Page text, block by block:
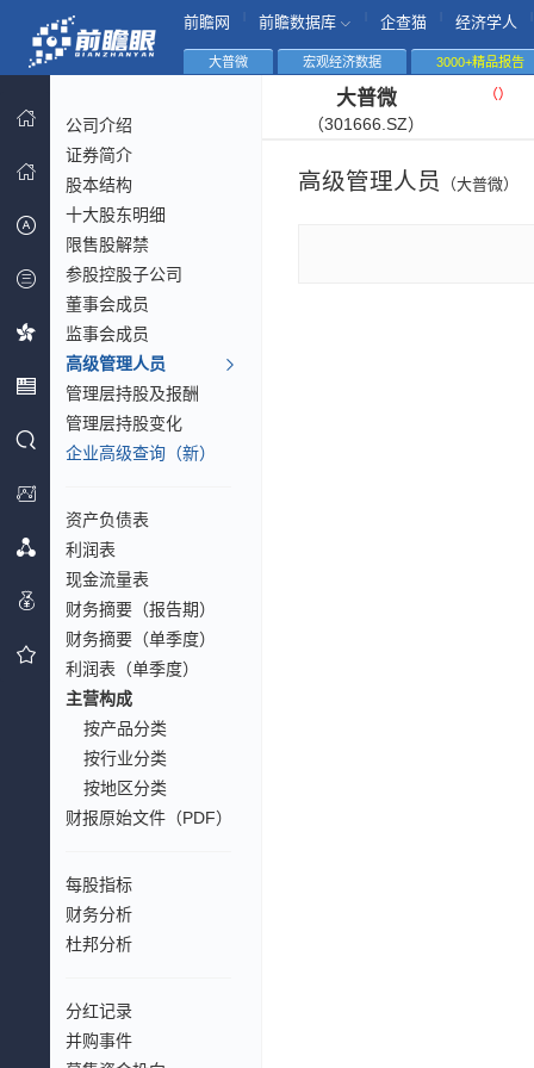
前瞻网 前瞻数据库 企查猫 经济学人
大普微 宏观经济数据 3000+精品报告
公司介绍
证券简介
股本结构
十大股东明细
限售股解禁
参股控股子公司
董事会成员
监事会成员
高级管理人员
管理层持股及报酬
管理层持股变化
企业高级查询（新）
资产负债表
利润表
现金流量表
财务摘要（报告期）
财务摘要（单季度）
利润表（单季度）
主营构成
按产品分类
按行业分类
按地区分类
财报原始文件（PDF）
每股指标
财务分析
杜邦分析
分红记录
并购事件
大普微
（301666.SZ）
（）
高级管理人员 （大普微）